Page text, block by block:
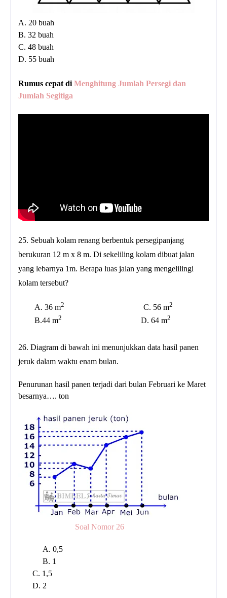
A. 20 buah
B. 32 buah
C. 48 buah
D. 55 buah
Rumus cepat di Menghitung Jumlah Persegi dan
Jumlah Segitiga
25. Sebuah kolam renang berbentuk persegipanjang
berukuran 12 m x 8 m. Di sekeliling kolam dibuat jalan
yang lebarnya 1m. Berapa luas jalan yang mengelilingi
kolam tersebut?
A. 36 m2 C. 56 m2
B.44 m2 D. 64 m2
26. Diagram di bawah ini menunjukkan data hasil panen
jeruk dalam waktu enam bulan.
Penurunan hasil panen terjadi dari bulan Februari ke Maret
besarnya…. ton
Soal Nomor 26
A. 0,5
B. 1
C. 1,5
D. 2